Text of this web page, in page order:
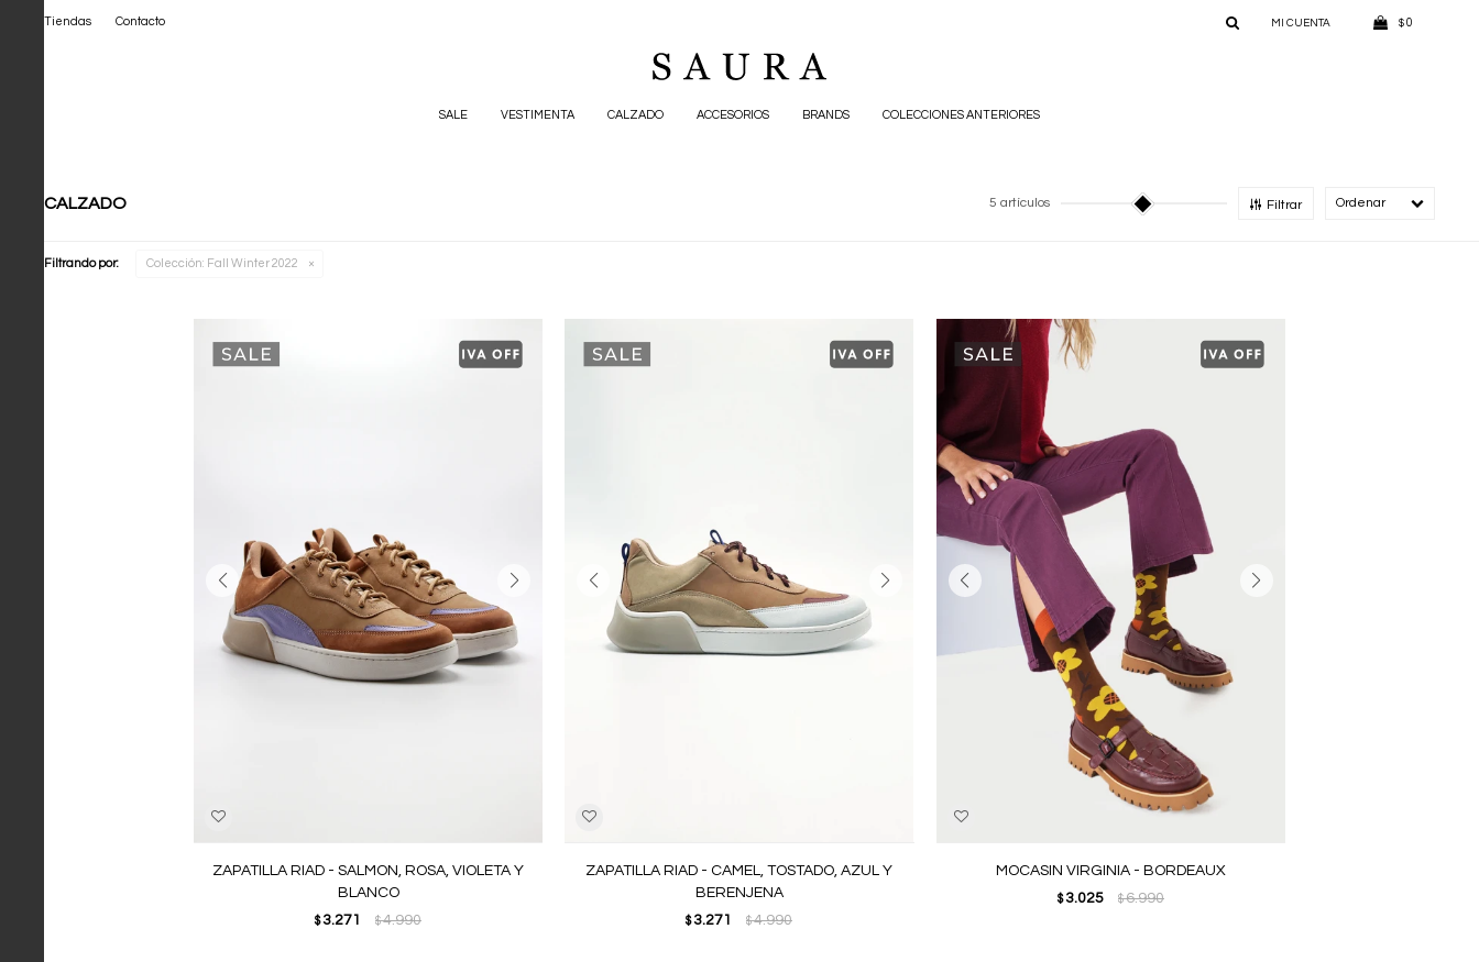
SALE VESTIMENTA CALZADO ACCESORIOS BRANDS COLECCIONES ANTERIORES
$ 0
Tiendas Contacto
CALZADO 5 artículos Filtrar
Filtrando por: Colección: Fall Winter 2022
ZAPATILLA RIAD - SALMON, ROSA, VIOLETA Y
BLANCO
$3.271 $4.990
ZAPATILLA RIAD - CAMEL, TOSTADO, AZUL Y
BERENJENA
$3.271 $4.990
MOCASIN VIRGINIA - BORDEAUX
$ 3.025 $6.990